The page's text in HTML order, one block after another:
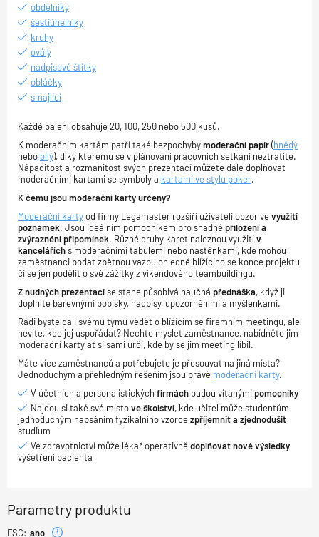
obdélníky
šestiúhelníky
kruhy
ovály
nadpisové štítky
obláčky
smajlící
Každé balení obsahuje 20, 100, 250 nebo 500 kusů.
K moderačním kartám patří také bezpochybymoderační papír(hnědý
nebo bílý), díky kterému se v plánování pracovních setkání neztratíte.
Nápaditost a rozmanitost svých prezentací můžete dále doplňovat
moderačními kartami se symboly a kartami ve stylu poker.
K čemu jsou moderační karty určeny?
Moderační kartyod firmy Legamaster rozšíří uživateli obzor vevyužití
poznámek. Jsou ideálním pomocníkem pro snadnépřiložení a
zvýraznění připomínek. Různé druhy karet naleznou využitív
kanceláříchs moderačními tabulemi nebo nástěnkami, kde mohou
zaměstnanci podat zpětnou vazbu ohledně blížícího se konce projektu
či se jen podělit o své zážitky z víkendového teambuildingu.
Z nudných prezentacíse stane působivá naučná přednáška, když ji
doplníte barevnými popisky, nadpisy, upozorněními a myšlenkami.
Rádi byste dali svému týmu vědět o blížícím se firemním meetingu, ale
nevíte, kde jej uspořádat? Nechte myslet zaměstnance, nabídněte jim
moderační karty ať si sami určí, kde by se jim meeting líbil.
Máte více zaměstnanců a potřebujete je přesouvat na jiná místa?
Jednoduchým a přehledným řešením jsou právě moderační karty.
V účetních a personalistických firmách budou vítanýmipomocníky
Najdou si také své místove školství, kde učitel může studentům
jednoduchým napsáním fyzikálního vzorcezpříjemnit a zjednodušit
studium
Ve zdravotnictví může lékař operativnědoplňovat nové výsledky
vyšetření pacienta
Parametry produktu
FSC: ano